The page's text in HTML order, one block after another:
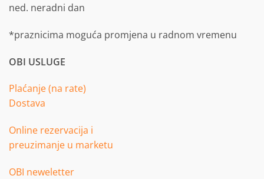
ned. neradni dan
*praznicima moguća promjena u radnom vremenu
OBI USLUGE
Plaćanje (na rate)
Dostava
Online rezervacija i
preuzimanje u marketu
OBI neweletter